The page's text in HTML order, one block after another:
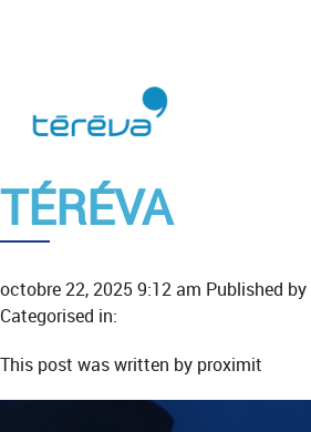
TÉRÉVA
octobre 22, 2025 9:12 am Published by
Categorised in:
This post was written by proximit